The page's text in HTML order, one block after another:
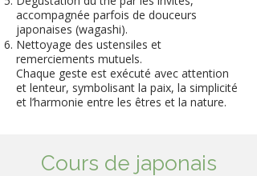
accompagnée parfois de douceurs
japonaises (wagashi).
Nettoyage des ustensiles et
remerciements mutuels.​
Chaque geste est exécuté avec attention
et lenteur, symbolisant la paix, la simplicité
et l’harmonie entre les êtres et la nature.
Cours de japonais